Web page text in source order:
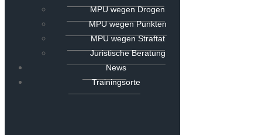
MPU wegen Drogen
MPU wegen Punkten
MPU wegen Straftat
Juristische Beratung
News
Trainingsorte